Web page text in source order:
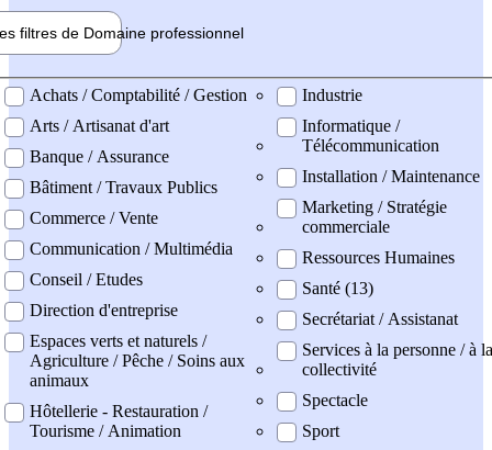
filtres de Domaine professionnel
professionel
Achats / Comptabilité / Gestion
Arts / Artisanat d'art
Banque / Assurance
Bâtiment / Travaux Publics
Commerce / Vente
Communication / Multimédia
Conseil / Etudes
Direction d'entreprise
Espaces verts et naturels /
Agriculture / Pêche / Soins aux
animaux
Hôtellerie - Restauration /
Tourisme / Animation
Industrie
Informatique /
Télécommunication
Installation / Maintenance
Marketing / Stratégie
commerciale
Ressources Humaines
Santé (13)
Secrétariat / Assistanat
Services à la personne / à la
collectivité
Spectacle
Sport